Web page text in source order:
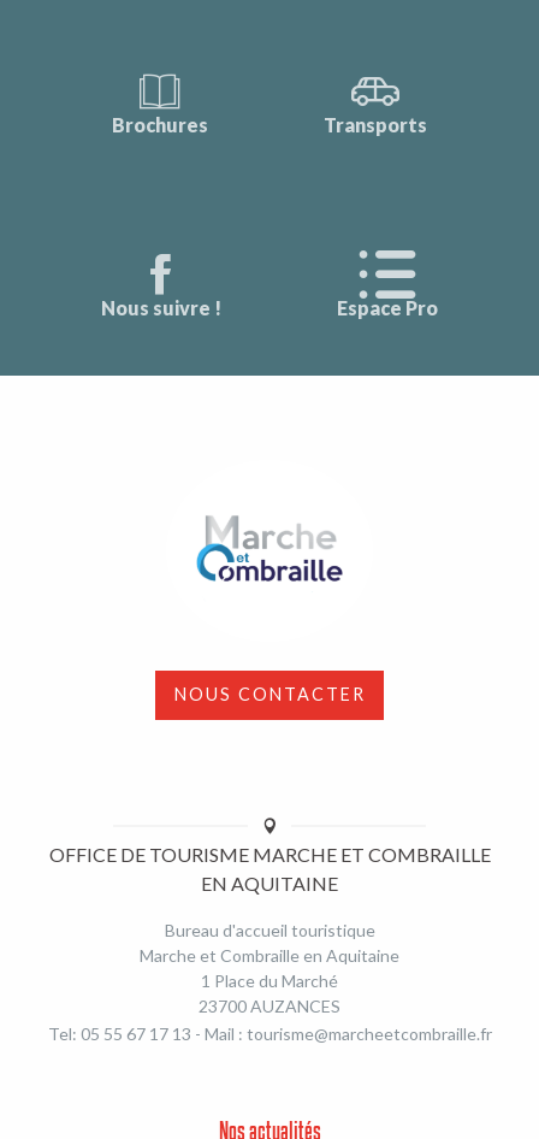
Brochures Transports
Nous suivre ! Espace Pro
NOUS CONTACTER
OFFICE DE TOURISME MARCHE ET COMBRAILLE
EN AQUITAINE
Bureau d'accueil touristique
Marche et Combraille en Aquitaine
1 Place du Marché
23700 AUZANCES
Tel: 05 55 67 17 13 - Mail : tourisme@marcheetcombraille.fr
Nos actualités